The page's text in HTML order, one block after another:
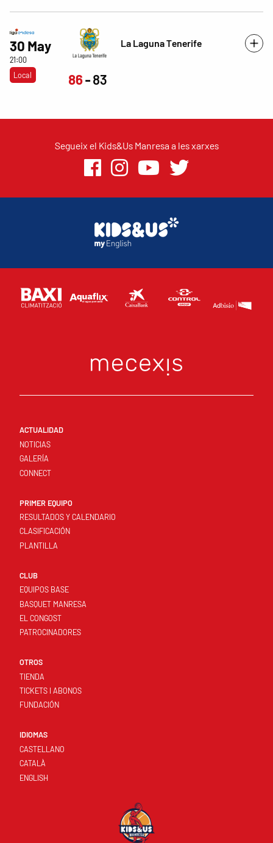
30 May
21:00
Local
La Laguna Tenerife
86 83
Segueix el Kids&Us Manresa a les xarxes
ACTUALIDAD
NOTICIAS
GALERÍA
CONNECT
PRIMER EQUIPO
RESULTADOS Y CALENDARIO
CLASIFICACIÓN
PLANTILLA
CLUB
EQUIPOS BASE
BASQUET MANRESA
EL CONGOST
PATROCINADORES
OTROS
TIENDA
TICKETS I ABONOS
FUNDACIÓN
IDIOMAS
CASTELLANO
CATALÀ
ENGLISH